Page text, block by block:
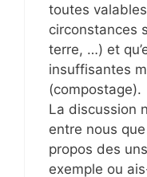
toutes
circonstances
terre, …) et
insuffisantes
(compostage).
La discussion
entre nous
propos des
exemple ou